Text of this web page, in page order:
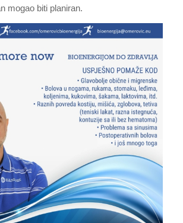
mogao biti planiran.